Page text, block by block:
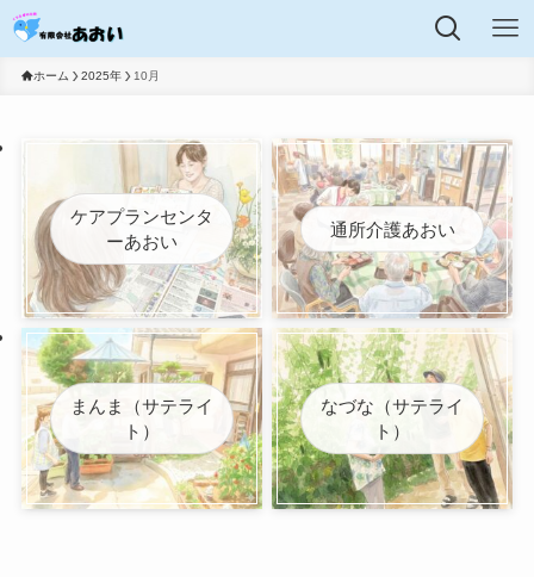
ホーム 2025年 10月
ケアプランセンタ
ーあおい
通所介護あおい
まんま（サテライ
ト）
なづな（サテライ
ト）